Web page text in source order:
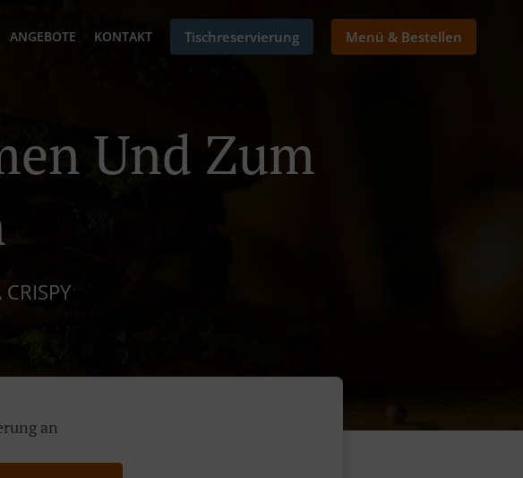
ANGEBOTE KONTAKT Tischreservierung Menü & Bestellen
Und Zum
an